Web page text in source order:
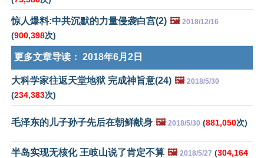
惊人爆料:中共沉默的力量侵袭白宫(2) 🖼️ 2018/12/16
(900,398次)
更多文章导读： 2018年6月2日
大科学家往返天堂地狱 完成神旨意(24) 🖼️ 2018/5/30
(234,383次)
毛泽东的儿子孙子先后在朝鲜献身 🖼️ 2018/5/30 (881,050次)
半岛实现无核化 王岐山说了肯定不算 🖼️ 2018/5/27 (304,164